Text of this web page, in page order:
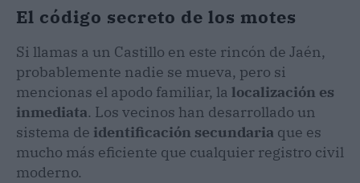
El código secreto de los motes
Si llamas a un Castillo en este rincón de Jaén,
probablemente nadie se mueva, pero si
mencionas el apodo familiar, la localización es
inmediata. Los vecinos han desarrollado un
sistema de identificación secundaria que es
mucho más eficiente que cualquier registro civil
moderno.